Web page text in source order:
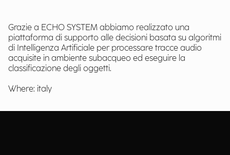
Grazie a ECHO SYSTEM abbiamo realizzato una
piattaforma di supporto alle decisioni basata su algoritmi
di Intelligenza Artificiale per processare tracce audio
acquisite in ambiente subacqueo ed eseguire la
classificazione degli oggetti.
Where: italy